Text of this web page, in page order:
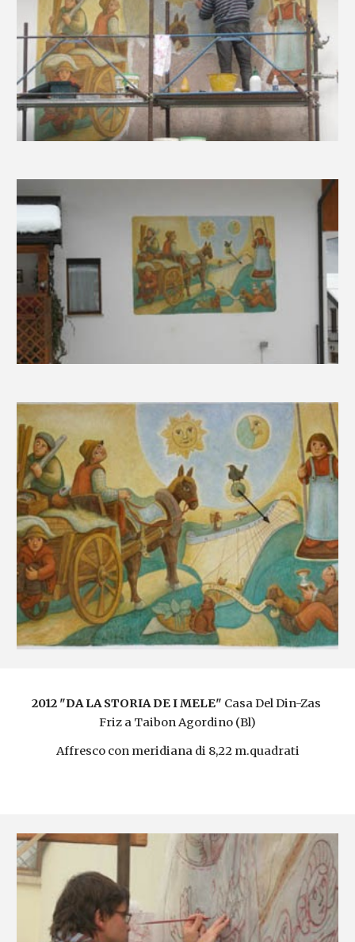
2012 "DA LA STORIA DE I MELE" Casa Del Din-Zas
Friz a Taibon Agordino (Bl)
Affresco con meridiana di 8,22 m.quadrati